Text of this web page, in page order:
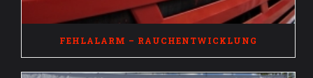
FEHLALARM – RAUCHENTWICKLUNG